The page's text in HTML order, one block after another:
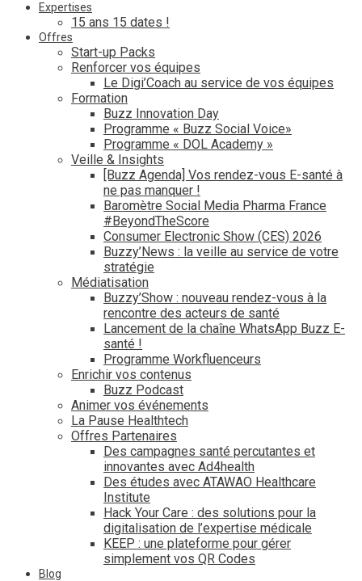
Expertises
15 ans 15 dates !
Offres
Start-up Packs
Renforcer vos équipes
Le Digi’Coach au service de vos équipes
Formation
Buzz Innovation Day
Programme « Buzz Social Voice»
Programme « DOL Academy »
Veille & Insights
[Buzz Agenda] Vos rendez-vous E-santé à
ne pas manquer !
Baromètre Social Media Pharma France
#BeyondTheScore
Consumer Electronic Show (CES) 2026
Buzzy’News : la veille au service de votre
stratégie
Médiatisation
Buzzy’Show : nouveau rendez-vous à la
rencontre des acteurs de santé
Lancement de la chaîne WhatsApp Buzz E-
santé !
Programme Workfluenceurs
Enrichir vos contenus
Buzz Podcast
Animer vos événements
La Pause Healthtech
Offres Partenaires
Des campagnes santé percutantes et
innovantes avec Ad4health
Des études avec ATAWAO Healthcare
Institute
Hack Your Care : des solutions pour la
digitalisation de l’expertise médicale
KEEP : une plateforme pour gérer
simplement vos QR Codes
Blog